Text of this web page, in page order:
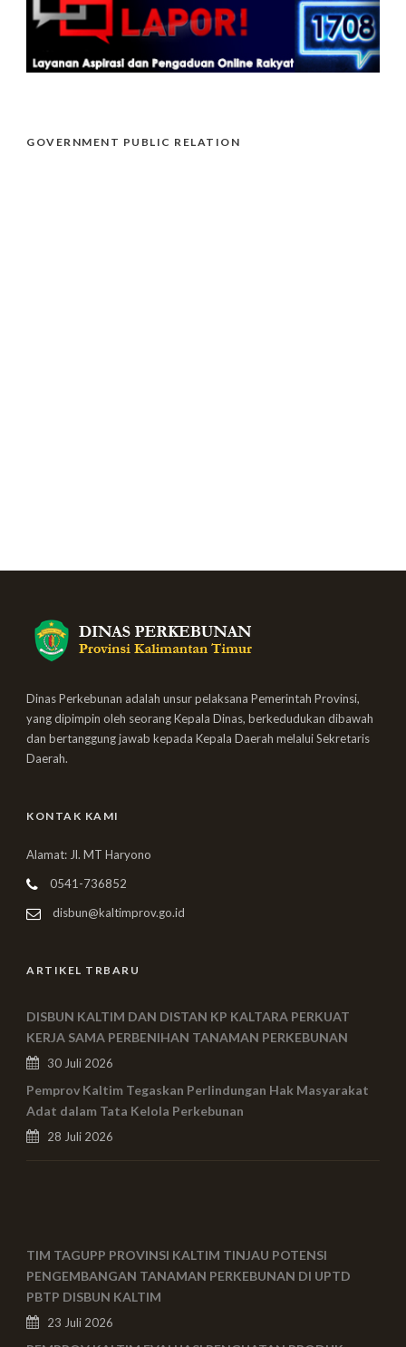
GOVERNMENT PUBLIC RELATION
Dinas Perkebunan adalah unsur pelaksana Pemerintah Provinsi,
yang dipimpin oleh seorang Kepala Dinas, berkedudukan dibawah
dan bertanggung jawab kepada Kepala Daerah melalui Sekretaris
Daerah.
KONTAK KAMI
Alamat: Jl. MT Haryono
0541-736852
disbun@kaltimprov.go.id
ARTIKEL TRBARU
DISBUN KALTIM DAN DISTAN KP KALTARA PERKUAT
KERJA SAMA PERBENIHAN TANAMAN PERKEBUNAN
30 Juli 2026
Pemprov Kaltim Tegaskan Perlindungan Hak Masyarakat
Adat dalam Tata Kelola Perkebunan
28 Juli 2026
TIM TAGUPP PROVINSI KALTIM TINJAU POTENSI
PENGEMBANGAN TANAMAN PERKEBUNAN DI UPTD
PBTP DISBUN KALTIM
23 Juli 2026